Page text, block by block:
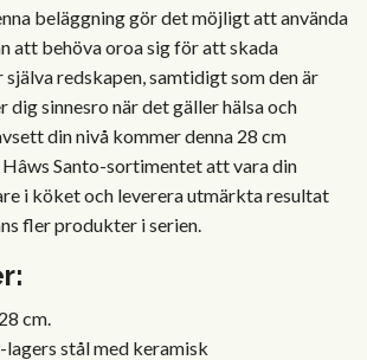
beläggning gör det möjligt att använda
att behöva oroa sig för att skada
själva redskapen, samtidigt som den är
dig sinnesro när det gäller hälsa och
din nivå kommer denna 28 cm
Santo-sortimentet att vara din
i köket och leverera utmärkta resultat
fler produkter i serien.
28 cm.
lagers stål med keramisk